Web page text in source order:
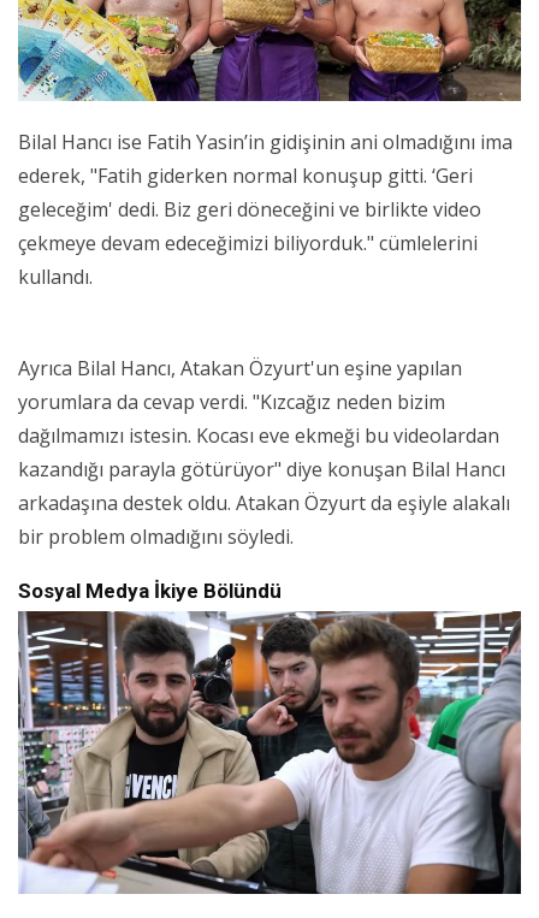
Bilal Hancı ise Fatih Yasin’in gidişinin ani olmadığını ima
ederek, "Fatih giderken normal konuşup gitti. ‘Geri
geleceğim' dedi. Biz geri döneceğini ve birlikte video
çekmeye devam edeceğimizi biliyorduk." cümlelerini
kullandı.
Ayrıca Bilal Hancı, Atakan Özyurt'un eşine yapılan
yorumlara da cevap verdi. "Kızcağız neden bizim
dağılmamızı istesin. Kocası eve ekmeği bu videolardan
kazandığı parayla götürüyor" diye konuşan Bilal Hancı
arkadaşına destek oldu. Atakan Özyurt da eşiyle alakalı
bir problem olmadığını söyledi.
Sosyal Medya İkiye Bölündü